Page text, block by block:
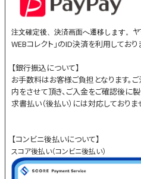
注文確定後、決済画面へ遷移します。
WEBコレクト」のID決済を利用しており
【銀行振込について】
お手数料はお客様ご負担となります。
内をさせて頂き、ご入金をご確認後に
求書払い（後払い）には対応しておりま
【コンビニ後払いについて】
スコア後払い（コンビニ後払い）